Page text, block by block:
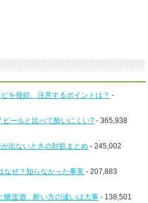
を接続、注意するポイントは？ -
ールと比べて酔いにくい? - 365,938
出ないときの対処まとめ - 245,002
なぜ？知らなかった事実 - 207,883
醸造酒、酔い方の違いは大事 - 138,501